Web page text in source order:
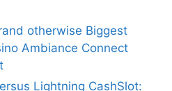
otherwise Biggest
Ambiance Connect
Lightning CashSlot: